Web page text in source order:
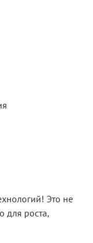
Это не
для роста,